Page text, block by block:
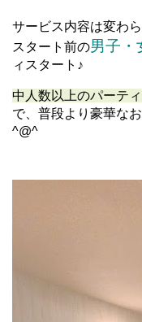
サービス内容は変わ
スタート前の男子・
ィスタート♪
中人数以上のパーテ
で、普段より豪華な
^@^